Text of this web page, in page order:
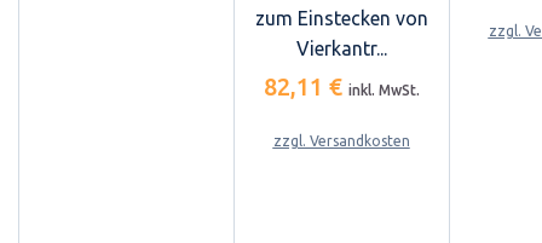
zum Einstecken von
Vierkantr...
82,11 € inkl. MwSt.
zzgl. Versandkosten
zzgl.